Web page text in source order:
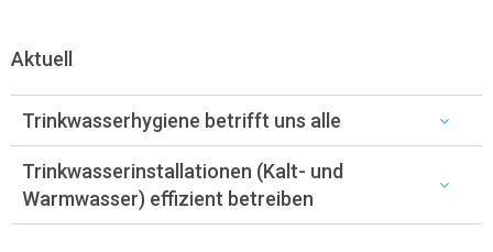
Aktuell
Trinkwasserhygiene betrifft uns alle
Trinkwasserinstallationen (Kalt- und
Warmwasser) effizient betreiben